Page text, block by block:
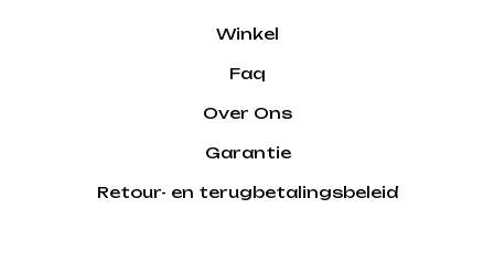
Winkel
Faq
Over Ons
Garantie
Retour- en terugbetalingsbeleid